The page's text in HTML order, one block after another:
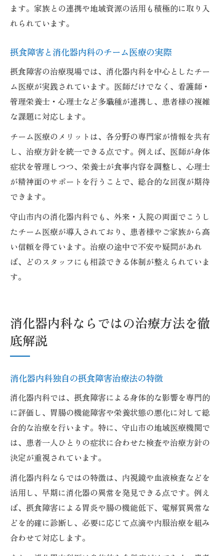
ます。家族との連携や地域資源の活用も積極的に取り入
れられています。
摂食障害と消化器内科のチーム医療の実際
摂食障害の治療現場では、消化器内科を中心としたチー
ム医療が実践されています。医師だけでなく、看護師・
管理栄養士・心理士など多職種が連携し、患者様の複雑
な課題に対応します。
チーム医療のメリットは、各分野の専門家が情報を共有
し、治療方針を統一できる点です。例えば、医師が身体
症状を管理しつつ、栄養士が食事内容を調整し、心理士
が精神面のサポートを行うことで、総合的な回復が期待
できます。
守山市内の消化器内科でも、外来・入院の両面でこうし
たチーム医療が導入されており、患者様やご家族から高
い信頼を得ています。治療の途中で不安や疑問があれ
ば、どのスタッフにも相談できる体制が整えられていま
す。
消化器内科ならではの治療方法を徹
底解説
消化器内科独自の摂食障害治療法の特徴
消化器内科では、摂食障害による身体的な影響を専門的
に評価し、胃腸の機能障害や栄養状態の悪化に対して総
合的な治療を行います。特に、守山市の地域医療機関で
は、患者一人ひとりの症状に合わせた検査や治療方針の
決定が重視されています。
消化器内科ならではの特徴は、内視鏡や血液検査などを
活用し、早期に消化器の異常を発見できる点です。例え
ば、摂食障害による胃炎や腸の機能低下、電解質異常な
どを的確に診断し、必要に応じて点滴や内服治療を組み
合わせて対応します。